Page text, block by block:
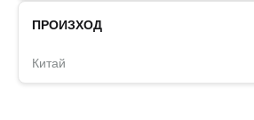
ПРОИЗХОД
Китай